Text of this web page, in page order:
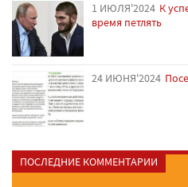
1 ИЮЛЯ'2024 К
время петлять
24 ИЮНЯ'2024
ПОСЛЕДНИЕ КОММЕНТАРИИ